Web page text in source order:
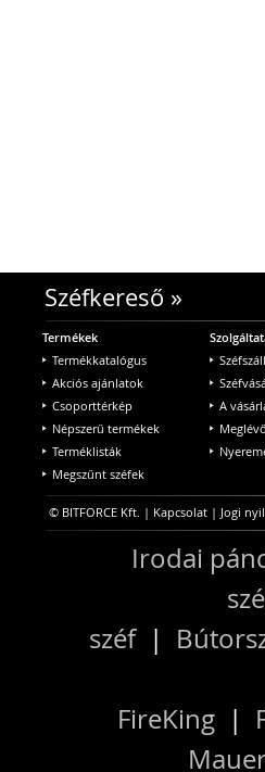
Széfkereső »
Termékek
Termékkatalógus
Akciós ajánlatok
Csoporttérkép
Népszerű termékek
Terméklisták
Megszűnt széfek
A
© BITFORCE Kft. | Kapcsolat | Jogi
Irodai
széf|
FireKing |